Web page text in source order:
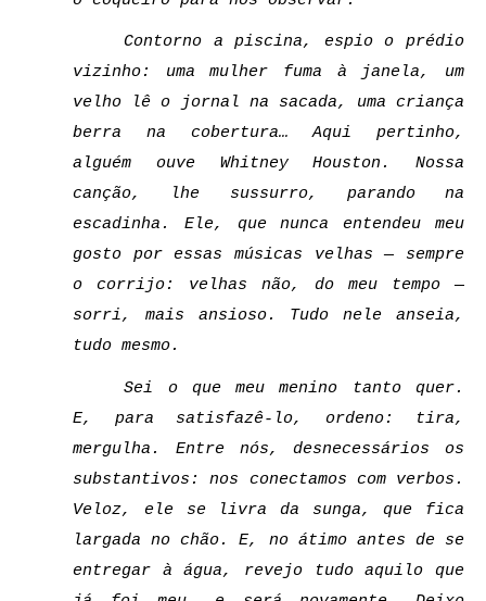
Contorno a piscina, espio o prédio
vizinho: uma mulher fuma à janela, um
velho lê o jornal na sacada, uma criança
berra na cobertura… Aqui pertinho,
alguém ouve Whitney Houston. Nossa
canção, lhe sussurro, parando na
escadinha. Ele, que nunca entendeu meu
gosto por essas músicas velhas — sempre
o corrijo: velhas não, do meu tempo —
sorri, mais ansioso. Tudo nele anseia,
tudo mesmo.
Sei o que meu menino tanto quer.
E, para satisfazê-lo, ordeno: tira,
mergulha. Entre nós, desnecessários os
substantivos: nos conectamos com verbos.
Veloz, ele se livra da sunga, que fica
largada no chão. E, no átimo antes de se
entregar à água, revejo tudo aquilo que